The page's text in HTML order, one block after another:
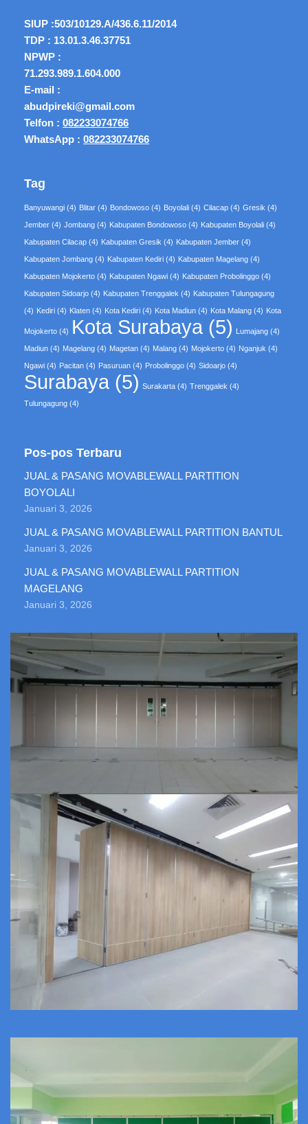
SIUP :503/10129.A/436.6.11/2014
TDP : 13.01.3.46.37751
NPWP :
71.293.989.1.604.000
E-mail :
abudpireki@gmail.com
Telfon : 082233074766
WhatsApp : 082233074766
Tag
Banyuwangi (4) Blitar (4) Bondowoso (4) Boyolali (4) Cilacap (4) Gresik (4)
Jember (4) Jombang (4) Kabupaten Bondowoso (4) Kabupaten Boyolali (4)
Kabupaten Cilacap (4) Kabupaten Gresik (4) Kabupaten Jember (4)
Kabupaten Jombang (4) Kabupaten Kediri (4) Kabupaten Magelang (4)
Kabupaten Mojokerto (4) Kabupaten Ngawi (4) Kabupaten Probolinggo (4)
Kabupaten Sidoarjo (4) Kabupaten Trenggalek (4) Kabupaten Tulungagung
(4) Kediri (4) Klaten (4) Kota Kediri (4) Kota Madiun (4) Kota Malang (4) Kota
Mojokerto (4) Kota Surabaya (5) Lumajang (4)
Madiun (4) Magelang (4) Magetan (4) Malang (4) Mojokerto (4) Nganjuk (4)
Ngawi (4) Pacitan (4) Pasuruan (4) Probolinggo (4) Sidoarjo (4)
Surabaya (5) Surakarta (4) Trenggalek (4)
Tulungagung (4)
Pos-pos Terbaru
JUAL & PASANG MOVABLEWALL PARTITION
BOYOLALI
Januari 3, 2026
JUAL & PASANG MOVABLEWALL PARTITION BANTUL
Januari 3, 2026
JUAL & PASANG MOVABLEWALL PARTITION
MAGELANG
Januari 3, 2026